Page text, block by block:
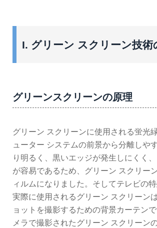
I. グリーン スクリーン技術
グリーンスクリーンの原理
グリーン スクリーンに使用される蛍光
ューター システムの前景から分離しや
り明るく、黒いエッジが発生しにくく、
が容易であるため、グリーン スクリー
ィルムになりました。そしてテレビの特
実際に使用されるグリーン スクリーン
ョットを撮影するための背景カーテン
メラで撮影されたグリーン スクリーン